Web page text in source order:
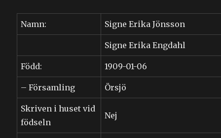
Namn: Signe Erika Jönsson
Signe Erika Engdahl
Född: 1909-01-06
– Församling Örsjö
Skriven i huset vid
födseln
Nej